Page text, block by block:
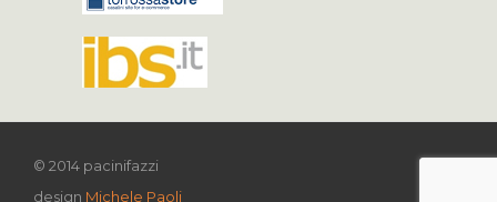
© 2014 pacinifazzi
design Michele Paoli